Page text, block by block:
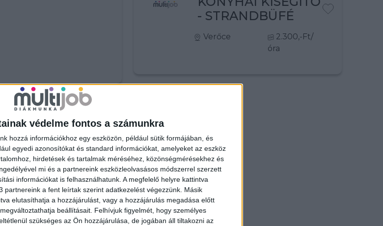
védelme fontos a számunkra
hozzá információkhoz egy eszközön, például sütik formájában, és
egyedi azonosítókat és standard információkat, amelyeket az eszköz
hirdetések és tartalmak méréséhez, közönségmérésekhez és
mi és a partnereink eszközleolvasásos módszerrel szerzett
információkat is felhasználhatunk. A megfelelő helyre kattintva
partnereink a fent leírtak szerint adatkezelést végezzünk. Másik
elutasíthatja a hozzájárulást, vagy a hozzájárulás megadása előtt
beállításait. Felhívjuk figyelmét, hogy személyes
szükséges az Ön hozzájárulása, de jogában áll tiltakozni az
- STRANDBÜFÉ
Verőce
2.300,-Ft/
óra